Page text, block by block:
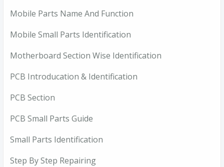
Mobile Parts Name And Function
Mobile Small Parts Identification
Motherboard Section Wise Identification
PCB Introducation & Identification
PCB Section
PCB Small Parts Guide
Small Parts Identification
Step By Step Repairing